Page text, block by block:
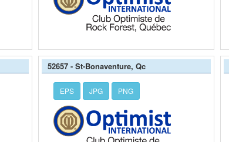
52657 - St-Bonaventure, Qc
EPS JPG PNG